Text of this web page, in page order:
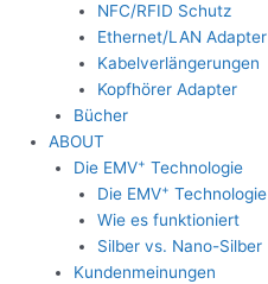
NFC/RFID Schutz
Ethernet/LAN Adapter
Kabelverlängerungen
Kopfhörer Adapter
Bücher
ABOUT
Die EMV+ Technologie
Die EMV+ Technologie
Wie es funktioniert
Silber vs. Nano-Silber
Kundenmeinungen